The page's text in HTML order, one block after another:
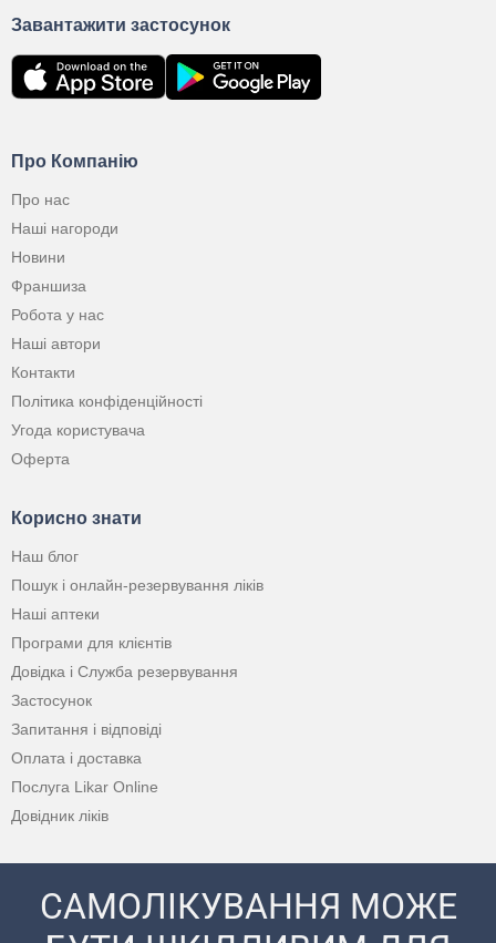
Про Компанію
Про нас
Наші нагороди
Новини
Франшиза
Робота у нас
Наші автори
Контакти
Політика конфіденційності
Угода користувача
Оферта
Корисно знати
Наш блог
Пошук і онлайн-резервування ліків
Наші аптеки
Програми для клієнтів
Довідка і Служба резервування
Застосунок
Запитання і відповіді
Оплата і доставка
Послуга Likar Online
Довідник ліків
Завантажити застосунок
САМОЛІКУВАННЯ МОЖЕ